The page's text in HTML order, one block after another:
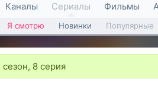
Каналы Сериалы Фильмы
Я смотрю Новинки Популярные
сезон, 8 серия